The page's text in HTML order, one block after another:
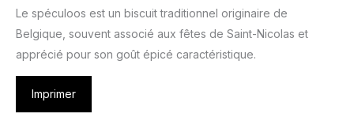
Le spéculoos est un biscuit traditionnel originaire de
Belgique, souvent associé aux fêtes de Saint-Nicolas et
apprécié pour son goût épicé caractéristique.
Imprimer